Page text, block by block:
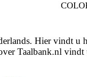
Hier vindt u
Taalbank.nl